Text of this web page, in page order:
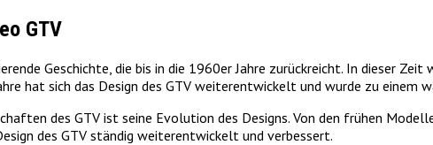
GTV
Geschichte, die bis in die 1960er Jahre zurückreicht. In dieser
hat sich das Design des GTV weiterentwickelt und wurde zu einem
des GTV ist seine Evolution des Designs. Von den frühen
des GTV ständig weiterentwickelt und verbessert.